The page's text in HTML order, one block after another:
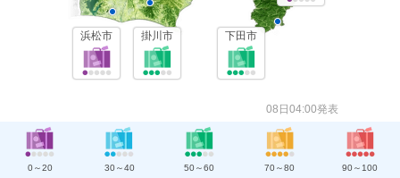
浜松市 掛川市 下田市
08日04:00発表
0～20 30～40 50～60 70～80 90～100